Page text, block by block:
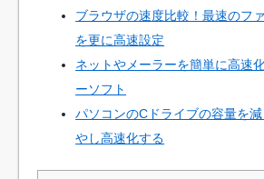
ブラウザの速度比較！最速のフ
を更に高速設定
ネットやメーラーを簡単に高速
ーソフト
パソコンのCドライブの容量を
やし高速化する